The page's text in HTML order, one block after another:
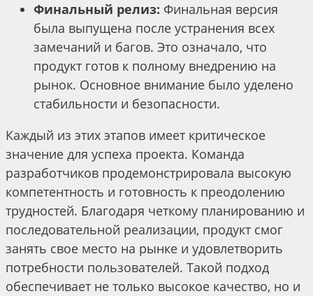
Финальный релиз: Финальная версия
была выпущена после устранения всех
замечаний и багов. Это означало, что
продукт готов к полному внедрению на
рынок. Основное внимание было уделено
стабильности и безопасности.
Каждый из этих этапов имеет критическое
значение для успеха проекта. Команда
разработчиков продемонстрировала высокую
компетентность и готовность к преодолению
трудностей. Благодаря четкому планированию и
последовательной реализации, продукт смог
занять свое место на рынке и удовлетворить
потребности пользователей. Такой подход
обеспечивает не только высокое качество, но и